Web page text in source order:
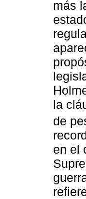
más
la
de
en el